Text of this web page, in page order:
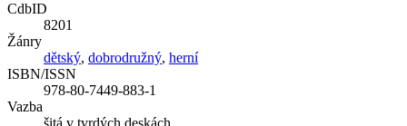
CdbID
8201
Žánry
dětský, dobrodružný, herní
ISBN/ISSN
978-80-7449-883-1
Vazba